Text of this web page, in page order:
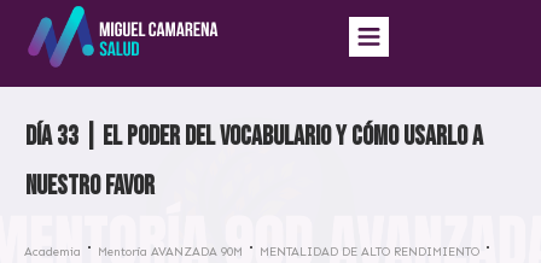
Día 33 | El poder del vocabulario y cómo usarlo a
nuestro favor
Academia Mentoría AVANZADA 90M MENTALIDAD DE ALTO RENDIMIENTO